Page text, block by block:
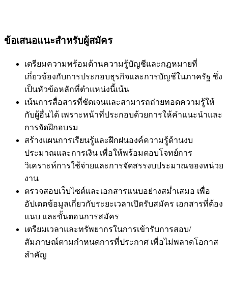
ข้อเสนอแนะสำหรับผู้สมัคร
เตรียมความพร้อมด้านความรู้บัญชีและกฎหมายที่
เกี่ยวข้องกับการประกอบธุรกิจและการบัญชีในภาครัฐ ซึ่ง
เป็นหัวข้อหลักที่ตำแหน่งนี้เน้น
เน้นการสื่อสารที่ชัดเจนและสามารถถ่ายทอดความรู้ให้
กับผู้อื่นได้ เพราะหน้าที่ประกอบด้วยการให้คำแนะนำและ
การจัดฝึกอบรม
สร้างแผนการเรียนรู้และฝึกฝนองค์ความรู้ด้านงบ
ประมาณและการเงิน เพื่อให้พร้อมตอบโจทย์การ
วิเคราะห์การใช้จ่ายและการจัดสรรงบประมาณของหน่วย
งาน
ตรวจสอบเว็บไซต์และเอกสารแนบอย่างสม่ำเสมอ เพื่อ
อัปเดตข้อมูลเกี่ยวกับระยะเวลาเปิดรับสมัคร เอกสารที่ต้อง
แนบ และขั้นตอนการสมัคร
เตรียมเวลาและทรัพยากรในการเข้ารับการสอบ/
สัมภาษณ์ตามกำหนดการที่ประกาศ เพื่อไม่พลาดโอกาส
สำคัญ